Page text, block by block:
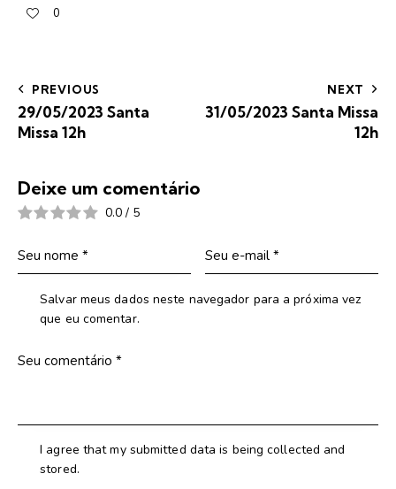
0
PREVIOUS
29/05/2023 Santa
Missa 12h
NEXT
31/05/2023 Santa Missa
12h
Deixe um comentário
0.0 / 5
Salvar meus dados neste navegador para a próxima vez
que eu comentar.
I agree that my submitted data is being collected and
stored.